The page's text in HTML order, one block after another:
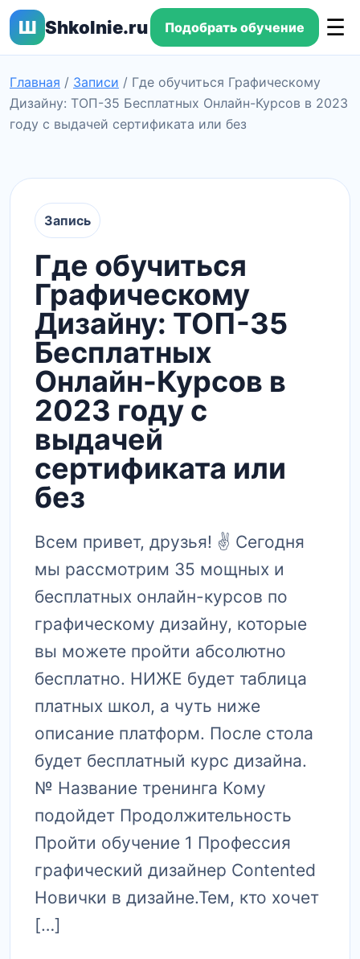
Ш Shkolnie.ru Подобрать обучение ☰
Главная / Записи / Где обучиться Графическому
Дизайну: ТОП-35 Бесплатных Онлайн-Курсов в 2023
году с выдачей сертификата или без
Запись
Где обучиться
Графическому
Дизайну: ТОП-35
Бесплатных
Онлайн-Курсов в
2023 году с
выдачей
сертификата или
без
Всем привет, друзья! ✌ Сегодня
мы рассмотрим 35 мощных и
бесплатных онлайн-курсов по
графическому дизайну, которые
вы можете пройти абсолютно
бесплатно. НИЖЕ будет таблица
платных школ, а чуть ниже
описание платформ. После стола
будет бесплатный курс дизайна.
№ Название тренинга Кому
подойдет Продолжительность
Пройти обучение 1 Профессия
графический дизайнер Contented
Новички в дизайне.Тем, кто хочет
[…]